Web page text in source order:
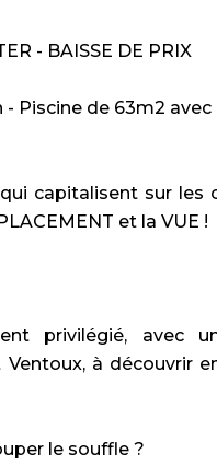
- BAISSE DE PRIX
Piscine de 63m2 avec
capitalisent sur les
et la VUE !
privilégié, avec
à découvrir
le souffle ?